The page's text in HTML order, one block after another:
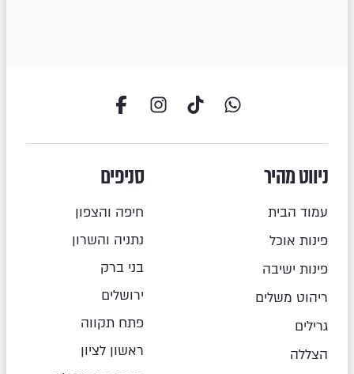
ניווט מהיר
עמוד הבית
פינות אוכל
פינות ישיבה
ריהוט משלים
גרילים
הצללה
סניפים
חיפה והצפון
נתניה והשרון
בני ברק
ירושלים
פתח תקווה
ראשון לציון